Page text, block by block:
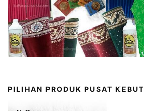
PILIHAN PRODUK PUSAT